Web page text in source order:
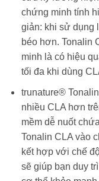
chứng minh tính
giản: khi sử dụng
béo hơn. Tonalin
minh là có hiệu
tối đa khi dùng
trunature®
nhiều CLA hơn
mềm dễ nuốt
Tonalin CLA vào
kết hợp với chế
sẽ giúp bạn duy